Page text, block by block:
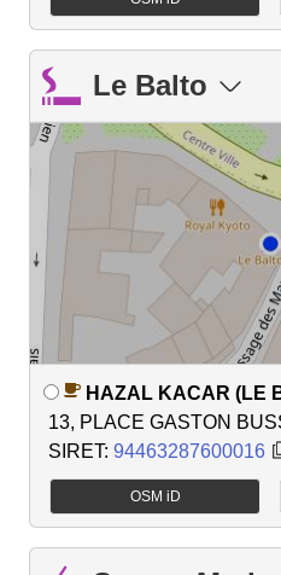
Le Balto
HAZAL KACAR (LE
13, PLACE GASTON
SIRET: 94463287600016
OSM iD